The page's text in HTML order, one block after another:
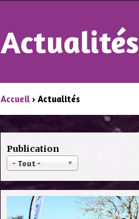
Actualités
Accueil › Actualités
Publication
- Tout -